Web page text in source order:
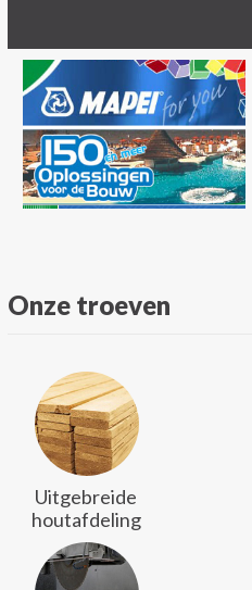
Onze troeven
Uitgebreide
houtafdeling